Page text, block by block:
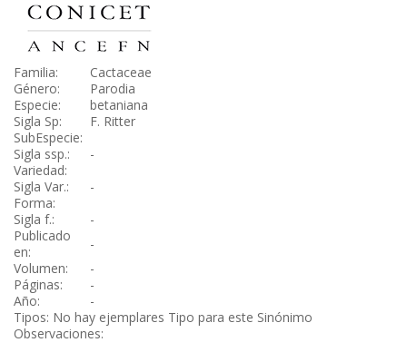
Familia:
Cactaceae
Género:
Parodia
Especie:
betaniana
Sigla Sp:
F. Ritter
SubEspecie:
Sigla ssp.:
-
Variedad:
Sigla Var.:
-
Forma:
Sigla f.:
-
Publicado
en:
-
Volumen:
-
Páginas:
-
Año:
-
Tipos: No hay ejemplares Tipo para este Sinónimo
Observaciones: